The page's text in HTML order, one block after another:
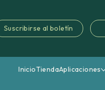
Suscribirse al boletín
InicioTiendaAplicaciones